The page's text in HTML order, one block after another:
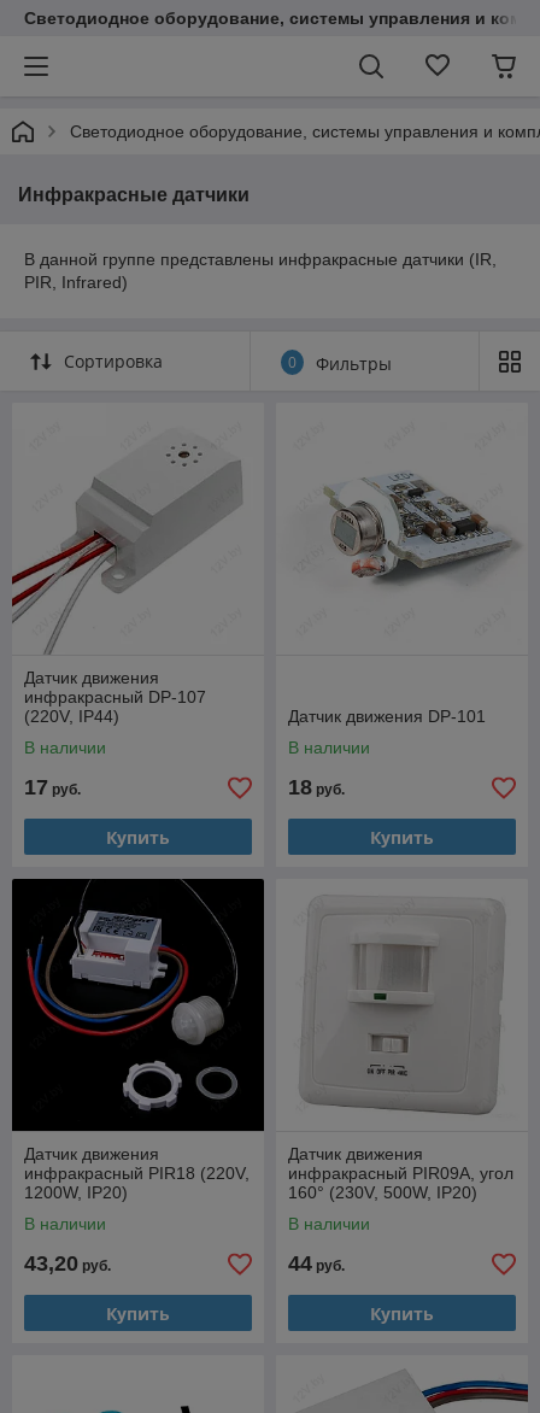
Светодиодное оборудование, системы управления и
Светодиодное оборудование, системы управления и
Инфракрасные датчики
В данной группе представлены инфракрасные датчики (IR,
PIR, Infrared)
Сортировка 0 Фильтры
Датчик движения
инфракрасный DP-107
(220V, IP44)
В наличии
17 руб.
Купить
Датчик движения DP-101
В наличии
18 руб.
Купить
Датчик движения
инфракрасный PIR18 (220V,
1200W, IP20)
В наличии
43,20 руб.
Купить
Датчик движения
инфракрасный PIR09A, угол
160° (230V, 500W, IP20)
В наличии
44 руб.
Купить